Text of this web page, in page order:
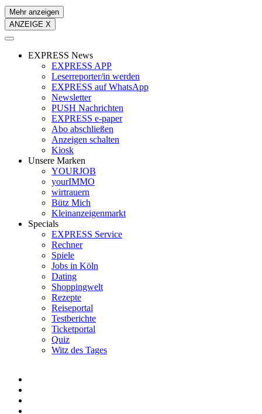
Mehr anzeigen
ANZEIGE X
EXPRESS News
EXPRESS APP
Leserreporter/in werden
EXPRESS auf WhatsApp
Newsletter
PUSH Nachrichten
EXPRESS e-paper
Abo abschließen
Anzeigen schalten
Kiosk
Unsere Marken
YOURJOB
yourIMMO
wirtrauern
Bütz Mich
Kleinanzeigenmarkt
Specials
EXPRESS Service
Rechner
Spiele
Jobs in Köln
Dating
Shoppingwelt
Rezepte
Reiseportal
Testberichte
Ticketportal
Quiz
Witz des Tages